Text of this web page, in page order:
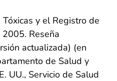
y el Registro de
Reseña
actualizada) (en
de Salud y
UU., Servicio de Salud